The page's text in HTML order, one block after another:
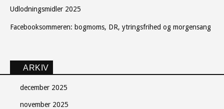
Udlodningsmidler 2025
Facebooksommeren: bogmoms, DR, ytringsfrihed og morgensang
ARKIV
december 2025
november 2025